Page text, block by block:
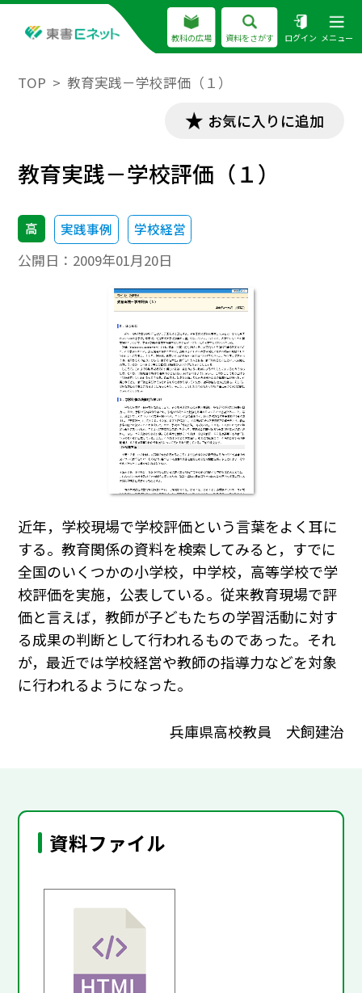
教科の広場 資料をさがす ログイン メニュー
TOP 教育実践－学校評価（１）
お気に入りに追加
教育実践－学校評価（１）
高 実践事例 学校経営
公開日： 2009年01月20日
近年，学校現場で学校評価という言葉をよく耳に
する。教育関係の資料を検索してみると，すでに
全国のいくつかの小学校，中学校，高等学校で学
校評価を実施，公表している。従来教育現場で評
価と言えば，教師が子どもたちの学習活動に対す
る成果の判断として行われるものであった。それ
が，最近では学校経営や教師の指導力などを対象
に行われるようになった。
兵庫県高校教員 犬飼建治
資料ファイル